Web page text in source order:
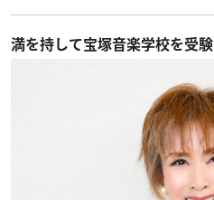
満を持して宝塚音楽学校を受験